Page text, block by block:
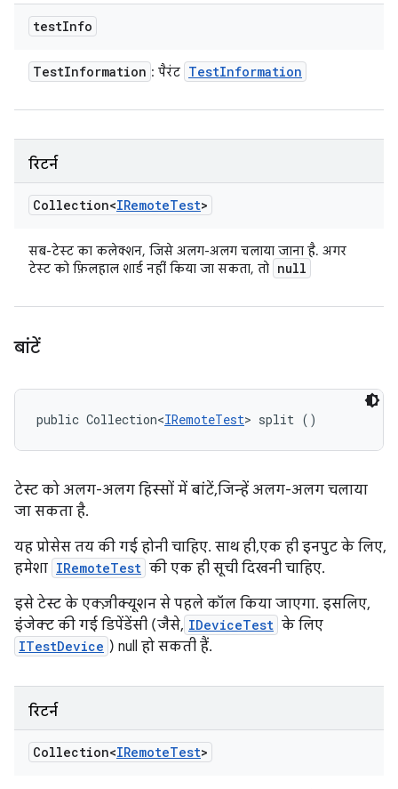
testInfo
TestInformation : पैरंट TestInformation
रिटर्न
Collection<IRemoteTest>
सब-टेस्ट का कलेक्शन, जिसे अलग-अलग चलाया जाना है. अगर
टेस्ट को फ़िलहाल शार्ड नहीं किया जा सकता, तो null
बांटें
public Collection<IRemoteTest> split ()
टेस्ट को अलग-अलग हिस्सों में बांटें, जिन्हें अलग-अलग चलाया
जा सकता है.
यह प्रोसेस तय की गई होनी चाहिए. साथ ही, एक ही इनपुट के लिए,
हमेशा IRemoteTest की एक ही सूची दिखनी चाहिए.
इसे टेस्ट के एक्ज़ीक्यूशन से पहले कॉल किया जाएगा. इसलिए,
इंजेक्ट की गई डिपेंडेंसी (जैसे, IDeviceTest के लिए
ITestDevice ) null हो सकती हैं.
रिटर्न
Collection<IRemoteTest>